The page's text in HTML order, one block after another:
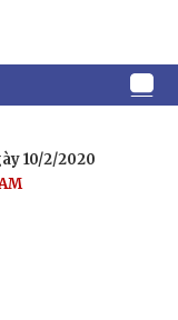
10/2/2020